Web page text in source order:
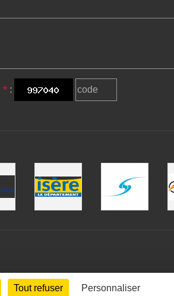
* :
Tout refuser Personnaliser